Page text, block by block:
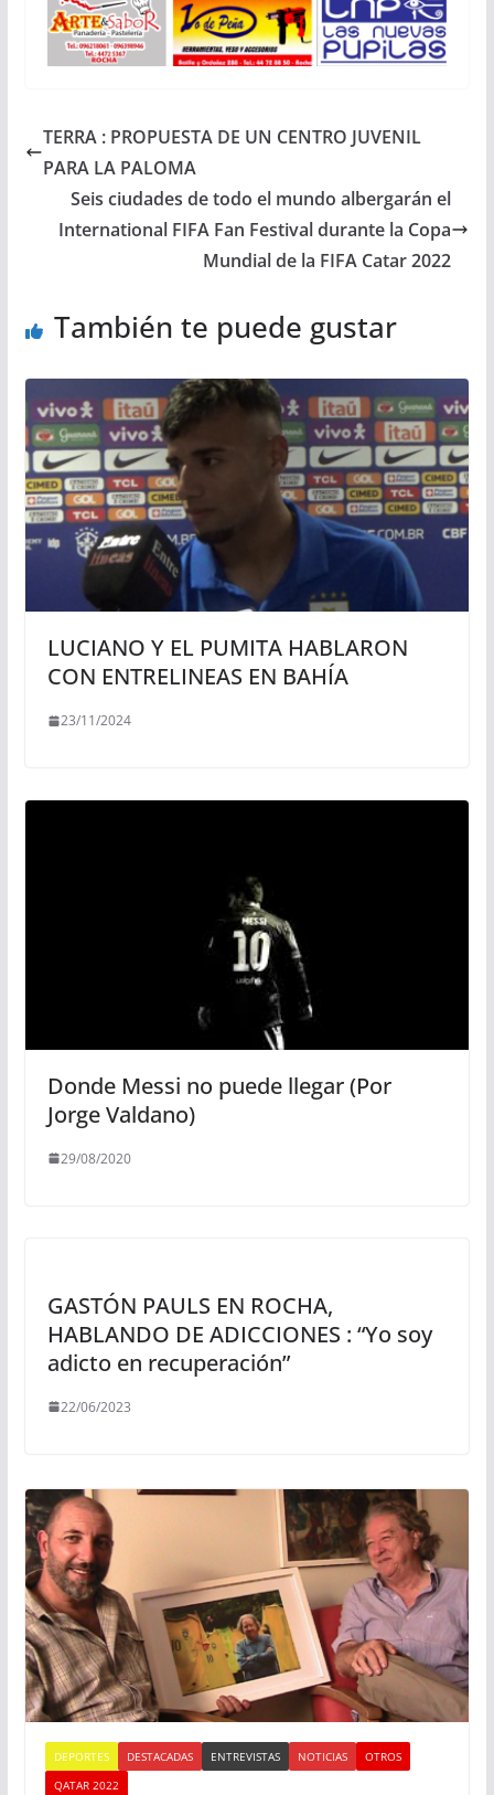
TERRA : PROPUESTA DE UN CENTRO JUVENIL
PARA LA PALOMA
Seis ciudades de todo el mundo albergarán el
International FIFA Fan Festival durante la Copa
Mundial de la FIFA Catar 2022
También te puede gustar
LUCIANO Y EL PUMITA HABLARON
CON ENTRELINEAS EN BAHÍA
23/11/2024
Donde Messi no puede llegar (Por
Jorge Valdano)
29/08/2020
GASTÓN PAULS EN ROCHA,
HABLANDO DE ADICCIONES : “Yo soy
adicto en recuperación”
22/06/2023
DEPORTES DESTACADAS ENTREVISTAS NOTICIAS
OTROS
QATAR 2022